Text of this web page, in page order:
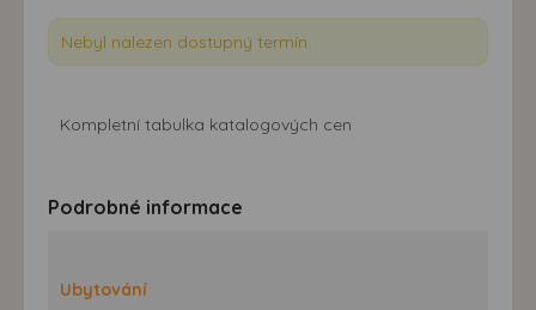
Nebyl nalezen dostupný termín.
Kompletní tabulka katalogových cen
Podrobné informace
Ubytování